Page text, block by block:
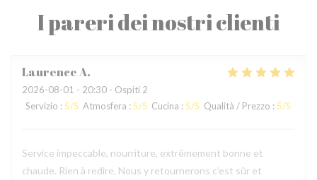
I pareri dei nostri clienti
LaurenceA
2026-08-01 - 20:30 - Ospiti 2
Servizio : 5/5 Atmosfera : 5/5 Cucina : 5/5 Qualità / Prezzo : 5/5
Service impeccable, nourriture, extrêmement bonne et
chaude. Rien à redire. Nous y retournerons c’est sûr et